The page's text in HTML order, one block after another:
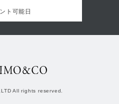
ト可能日
All rights reserved.